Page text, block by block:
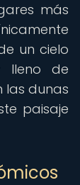
más
un cielo
lleno de
las dunas
paisaje